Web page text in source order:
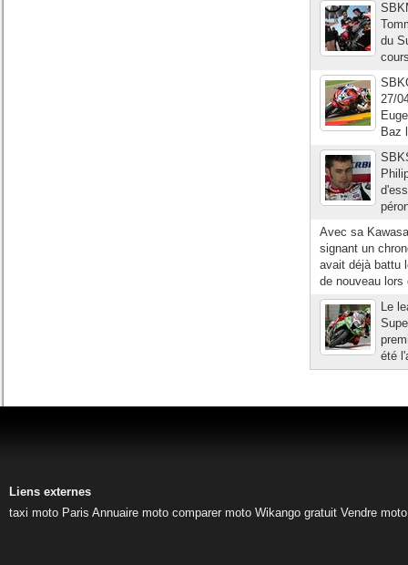
du
27/
Baz
Avec sa
signant un
avait déjà battu
de nouveau lors
Le
été
Liens externes
taxi moto Paris Annuaire moto comparer moto Wikango gratuit Vendre moto